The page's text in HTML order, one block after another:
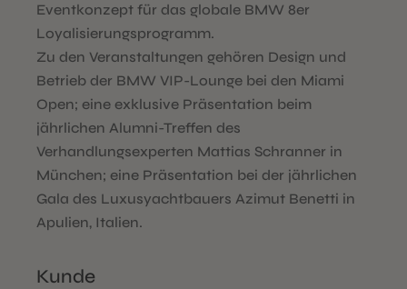
Eventkonzept für das globale BMW 8er
Loyalisierungsprogramm.
Zu den Veranstaltungen gehören Design und
Betrieb der BMW VIP-Lounge bei den Miami
Open; eine exklusive Präsentation beim
jährlichen Alumni-Treffen des
Verhandlungsexperten Mattias Schranner in
München; eine Präsentation bei der jährlichen
Gala des Luxusyachtbauers Azimut Benetti in
Apulien, Italien.
Kunde